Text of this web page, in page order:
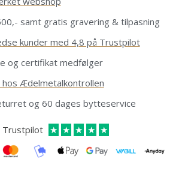
samt gratis gravering & tilpasning
kunder med 4,8 på Trustpilot
og certifikat medfølger
Ædelmetalkontrollen
og 60 dages bytteservice
Trustpilot ★ ★ ★ ★ ★